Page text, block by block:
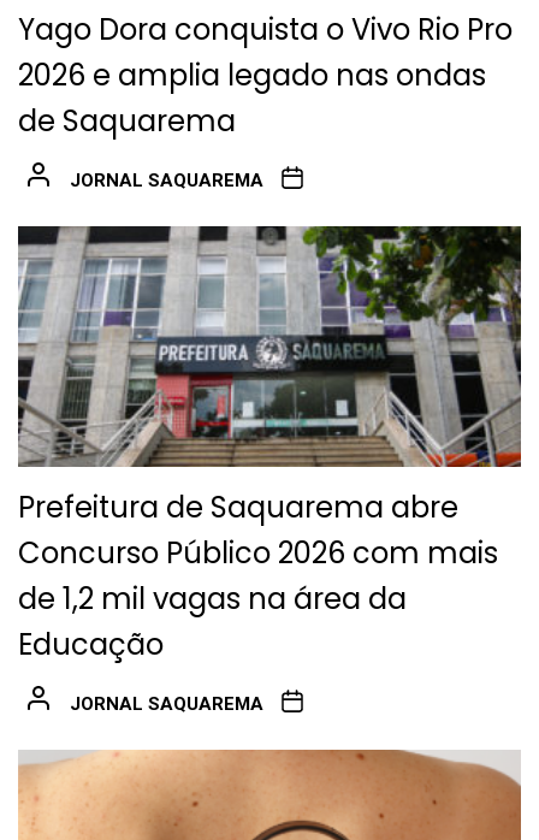
Yago Dora conquista o Vivo Rio Pro
2026 e amplia legado nas ondas
de Saquarema
JORNAL SAQUAREMA
Prefeitura de Saquarema abre
Concurso Público 2026 com mais
de 1,2 mil vagas na área da
Educação
JORNAL SAQUAREMA